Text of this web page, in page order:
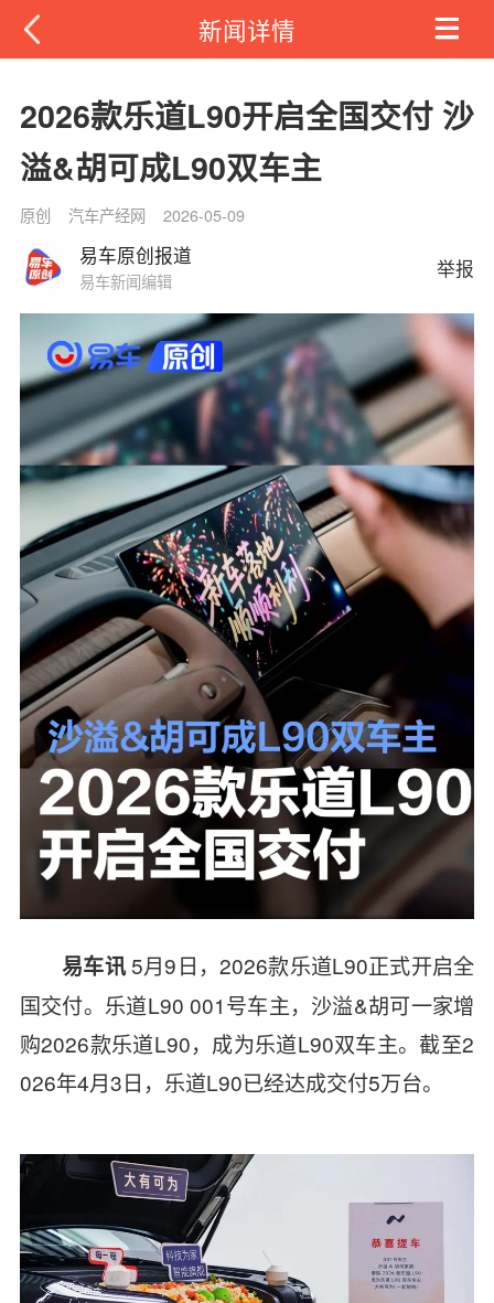
新闻详情
2026款乐道L90开启全国交付 沙
溢&胡可成L90双车主
原创 汽车产经网 2026-05-09
易车原创报道
易车新闻编辑
举报
易车讯5月9日，2026款乐道L90正式开启全
国交付。乐道L90 001号车主，沙溢&胡可一家增
购2026款乐道L90，成为乐道L90双车主。截至2
026年4月3日，乐道L90已经达成交付5万台。